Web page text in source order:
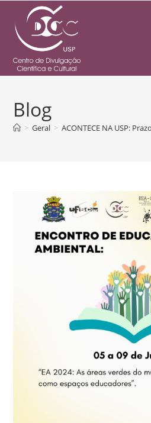
Blog
> Geral > ACONTECE NA USP: